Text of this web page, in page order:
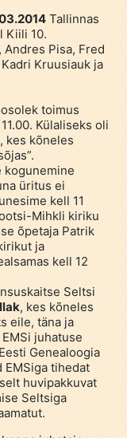
Tallinnas
Kiili 10.
Pisa, Fred
Kruusiauk ja
toimus
Külaliseks oli
kes kõneles
kogunemine
üritus ei
kell 11
Mihkli kiriku
õpetaja Patrik
ja
kell 12
Seltsi
, kes kõneles
eile, täna ja
juhatuse
Genealoogia
tihedat
huvipakkuvat
Seltsiga